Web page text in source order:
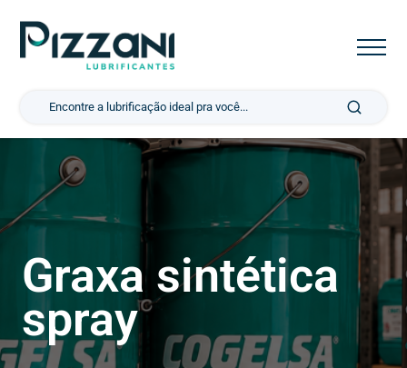
Graxa sintética
spray